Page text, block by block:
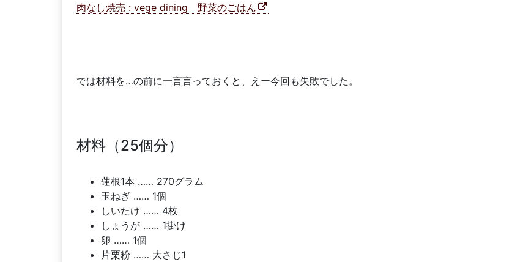
肉なし焼売 : vege dining 野菜のごはん
では材料を…の前に一言言っておくと、えー今回も失敗でした。
材料（25個分）
蓮根1本 …… 270グラム
玉ねぎ …… 1個
しいたけ …… 4枚
しょうが …… 1掛け
卵 …… 1個
片栗粉 …… 大さじ1